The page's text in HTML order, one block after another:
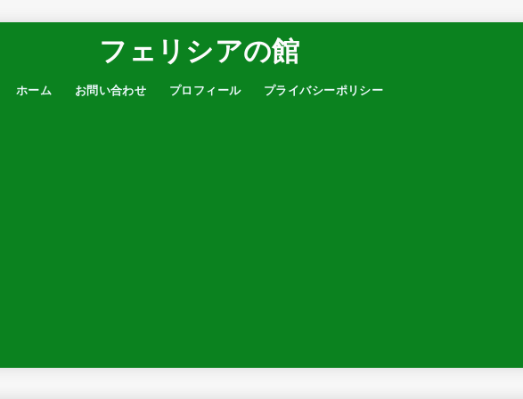
フェリシアの館
ホーム お問い合わせ プロフィール プライバシーポリシー